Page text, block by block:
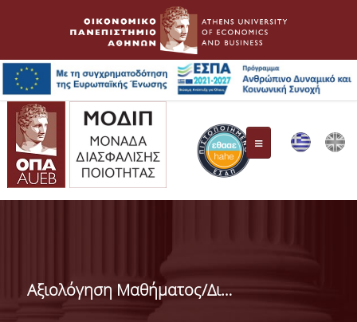
ΜΟ.ΔΙ.Π.
Όργανα Διασφάλισης Ποιότητας Αξιολόγηση Μαθήματος/Διδασκαλίας στα ΠΜΣ